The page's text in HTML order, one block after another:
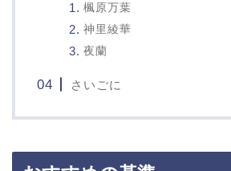
楓原万葉
神里綾華
夜蘭
さいごに